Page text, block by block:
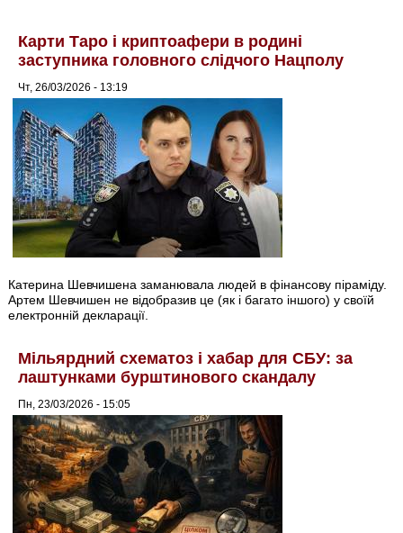
Карти Таро і криптоафери в родині
заступника головного слідчого Нацполу
Чт, 26/03/2026 - 13:19
Катерина Шевчишена заманювала людей в фінансову піраміду.
Артем Шевчишен не відобразив це (як і багато іншого) у своїй
електронній декларації.
Мільярдний схематоз і хабар для СБУ: за
лаштунками бурштинового скандалу
Пн, 23/03/2026 - 15:05